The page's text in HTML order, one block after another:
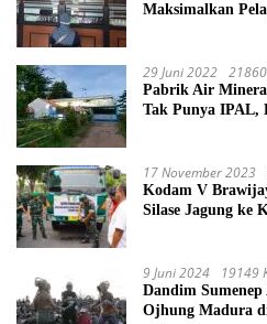
Maksimalkan
29 Juni 2022
Pabrik Air
Tak Punya IPAL,
17 November 2023
Kodam V
Silase Jagung ke
9 Juni 2024 19149
Dandim
Ojhung Madura